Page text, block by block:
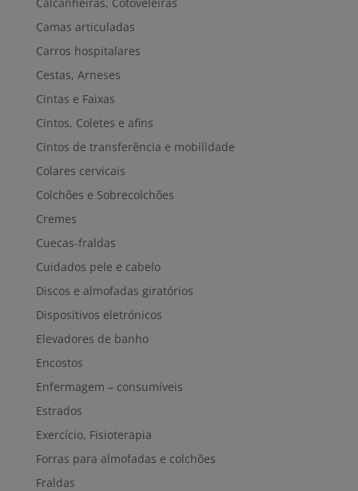
Camas articuladas
Carros hospitalares
Cestas, Arneses
Cintas e Faixas
Cintos, Coletes e afins
Cintos de transferência e mobilidade
Colares cervicais
Colchões e Sobrecolchões
Cremes
Cuecas-fraldas
Cuidados pele e cabelo
Discos e almofadas giratórios
Dispositivos eletrónicos
Elevadores de banho
Encostos
Enfermagem – consumíveis
Estrados
Exercício, Fisioterapia
Forras para almofadas e colchões
Fraldas